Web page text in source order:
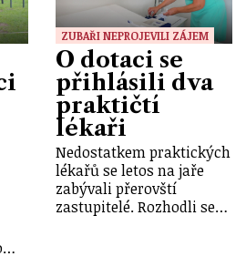
ZUBAŘI NEPROJEVILI ZÁJEM
O dotaci se
přihlásili dva
praktičtí
lékaři
Nedostatkem praktických
lékařů se letos na jaře
zabývali přerovští
zastupitelé. Rozhodli se…